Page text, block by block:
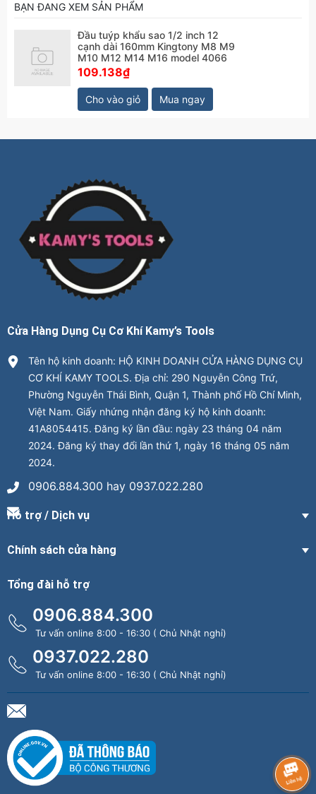
BẠN ĐANG XEM SẢN PHẨM
Đầu tuýp khẩu sao 1/2 inch 12
cạnh dài 160mm Kingtony M8 M9
M10 M12 M14 M16 model 4066
109.138₫
Cho vào giỏ Mua ngay
Cửa Hàng Dụng Cụ Cơ Khí Kamy’s Tools
Tên hộ kinh doanh: HỘ KINH DOANH CỬA HÀNG DỤNG CỤ
CƠ KHÍ KAMY TOOLS. Địa chỉ: 290 Nguyễn Công Trứ,
Phường Nguyễn Thái Bình, Quận 1, Thành phố Hồ Chí Minh,
Việt Nam. Giấy nhứng nhận đăng ký hộ kinh doanh:
41A8054415. Đăng ký lần đầu: ngày 23 tháng 04 năm
2024. Đăng ký thay đổi lần thứ 1, ngày 16 tháng 05 năm
2024.
0906.884.300 hay 0937.022.280
Hỗ trợ / Dịch vụ
Chính sách cửa hàng
Tổng đài hỗ trợ
0906.884.300
Tư vấn online 8:00 - 16:30 ( Chủ Nhật nghỉ)
0937.022.280
Tư vấn online 8:00 - 16:30 ( Chủ Nhật nghỉ)